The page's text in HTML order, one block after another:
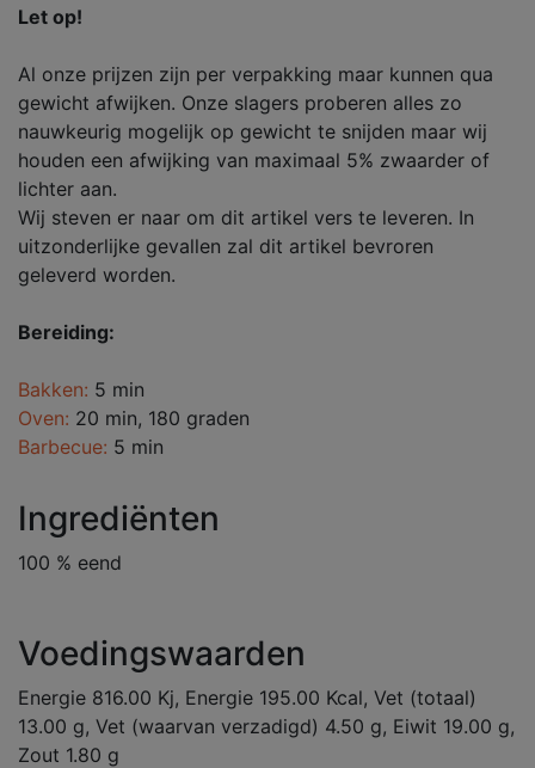
Let op!
Al onze prijzen zijn per verpakking maar kunnen qua
gewicht afwijken. Onze slagers proberen alles zo
nauwkeurig mogelijk op gewicht te snijden maar wij
houden een afwijking van maximaal 5% zwaarder of
lichter aan.
Wij steven er naar om dit artikel vers te leveren. In
uitzonderlijke gevallen zal dit artikel bevroren
geleverd worden.
Bereiding:
Bakken: 5 min
Oven: 20 min, 180 graden
Barbecue: 5 min
Ingrediënten
100 % eend
Voedingswaarden
Energie 816.00 Kj, Energie 195.00 Kcal, Vet (totaal)
13.00 g, Vet (waarvan verzadigd) 4.50 g, Eiwit 19.00 g,
Zout 1.80 g